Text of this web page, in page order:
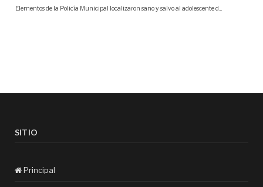
SITIO
Principal